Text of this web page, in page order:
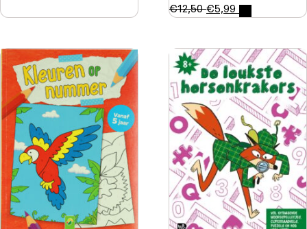
€12,50 €5,99